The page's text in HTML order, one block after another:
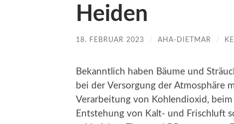
Heiden
18. FEBRUAR 2023 / AHA-DIETMAR /
Bekanntlich haben Bäume und
bei der Versorgung der Atmosphäre
Verarbeitung von Kohlendioxid,
Entstehung von Kalt- und Frischluft